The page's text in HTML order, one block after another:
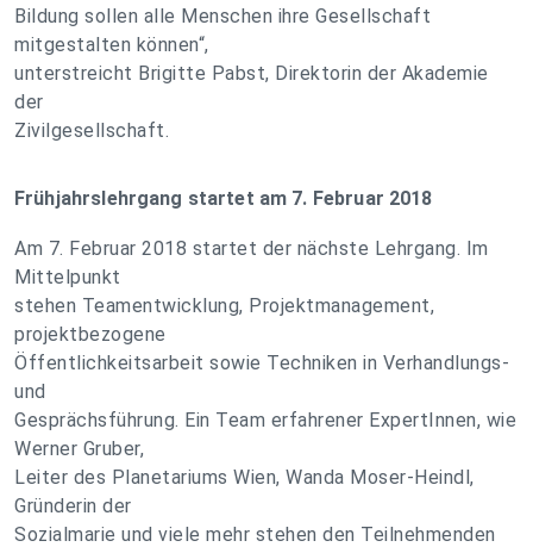
Bildung sollen alle Menschen ihre Gesellschaft
mitgestalten können“,
unterstreicht Brigitte Pabst, Direktorin der Akademie
der
Zivilgesellschaft.
Frühjahrslehrgang startet am 7. Februar 2018
Am 7. Februar 2018 startet der nächste Lehrgang. Im
Mittelpunkt
stehen Teamentwicklung, Projektmanagement,
projektbezogene
Öffentlichkeitsarbeit sowie Techniken in Verhandlungs-
und
Gesprächsführung. Ein Team erfahrener ExpertInnen, wie
Werner Gruber,
Leiter des Planetariums Wien, Wanda Moser-Heindl,
Gründerin der
Sozialmarie und viele mehr stehen den Teilnehmenden